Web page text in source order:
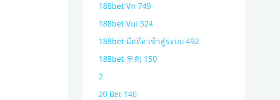
188bet Vn 749
188bet Vui 324
188bet มือถือ เข้าสู่ระบบ 492
188bet 우회 150
2
20 Bet 146